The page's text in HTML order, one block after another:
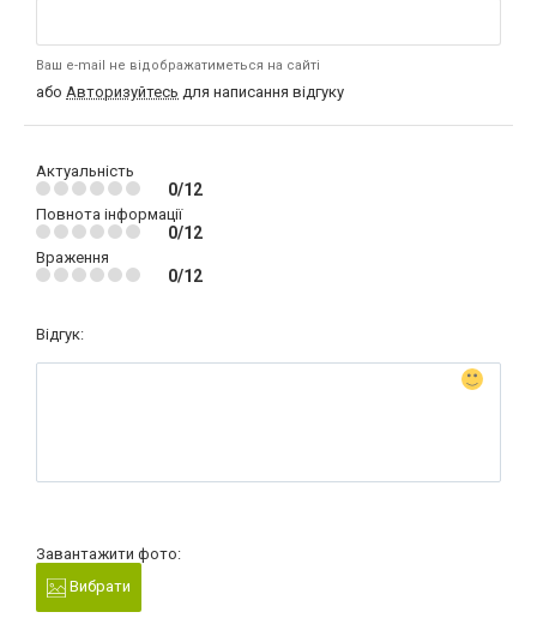
Ваш e-mail не відображатиметься на сайті
або Авторизуйтесь для написання відгуку
Актуальність
0/12
Повнота інформації
0/12
Враження
0/12
Відгук:
Завантажити фото:
Вибрати